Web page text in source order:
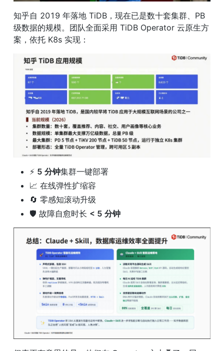
知乎自 2019 年落地 TiDB，现在已是数十套集群、PB
级数据的规模。团队全面采用 TiDB Operator 云原生方
案，依托 K8s 实现：
⚡ 5 分钟集群一键部署
📈 在线弹性扩缩容
🔄 零感知滚动升级
🛡️ 故障自愈时长 < 5 分钟